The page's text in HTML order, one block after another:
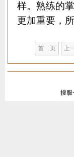
样。熟练的
更加重要，
首 页 上
搜服